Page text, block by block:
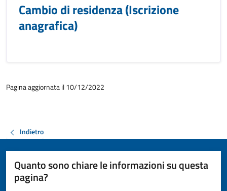
Cambio di residenza (Iscrizione
anagrafica)
Pagina aggiornata il 10/12/2022
Indietro
Quanto sono chiare le informazioni su questa
pagina?